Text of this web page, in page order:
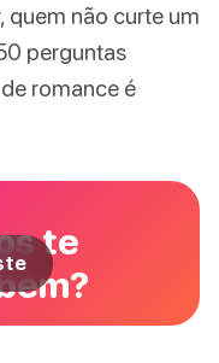
quem não curte um
perguntas
romance é
te